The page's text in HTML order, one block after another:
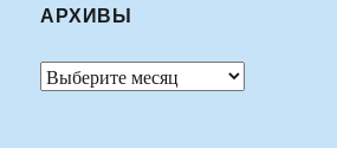
АРХИВЫ
Архивы